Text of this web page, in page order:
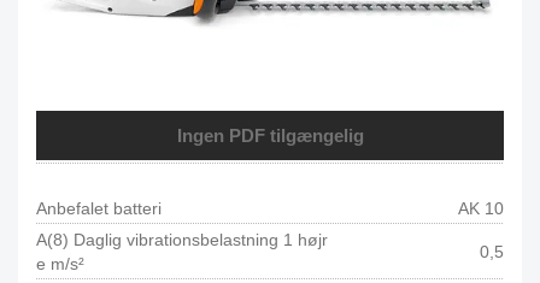
Ingen PDF tilgængelig
Anbefalet batteri
AK 10
A(8) Daglig vibrationsbelastning 1 højr
e m/s²
0,5